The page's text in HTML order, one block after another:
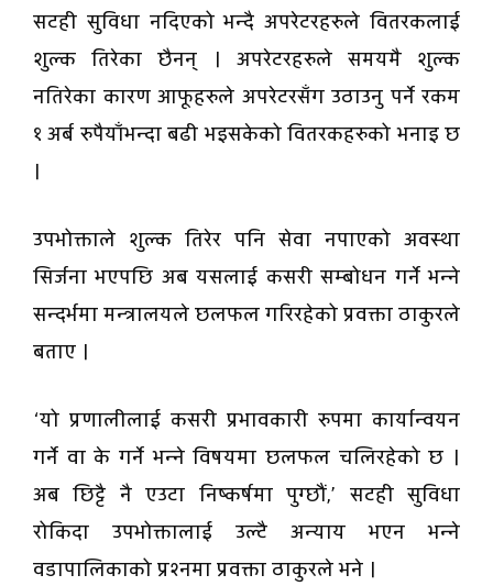
सटही सुविधा नदिएको भन्दै अपरेटरहरुले वितरकलाई
शुल्क तिरेका छैनन् । अपरेटरहरुले समयमै शुल्क
नतिरेका कारण आफूहरुले अपरेटरसँग उठाउनु पर्ने रकम
१ अर्ब रुपैयाँभन्दा बढी भइसकेको वितरकहरुको भनाइ छ
।
उपभोक्ताले शुल्क तिरेर पनि सेवा नपाएको अवस्था
सिर्जना भएपछि अब यसलाई कसरी सम्बोधन गर्ने भन्ने
सन्दर्भमा मन्त्रालयले छलफल गरिरहेको प्रवक्ता ठाकुरले
बताए ।
‘यो प्रणालीलाई कसरी प्रभावकारी रुपमा कार्यान्वयन
गर्ने वा के गर्ने भन्ने विषयमा छलफल चलिरहेको छ ।
अब छिट्टै नै एउटा निष्कर्षमा पुग्छौं,’ सटही सुविधा
रोकिदा उपभोक्तालाई उल्टै अन्याय भएन भन्ने
वडापालिकाको प्रश्नमा प्रवक्ता ठाकुरले भने ।